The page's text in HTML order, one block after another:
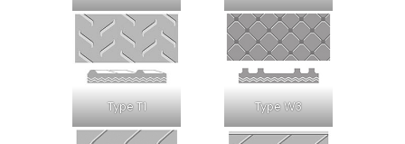
Type T1 Type W3